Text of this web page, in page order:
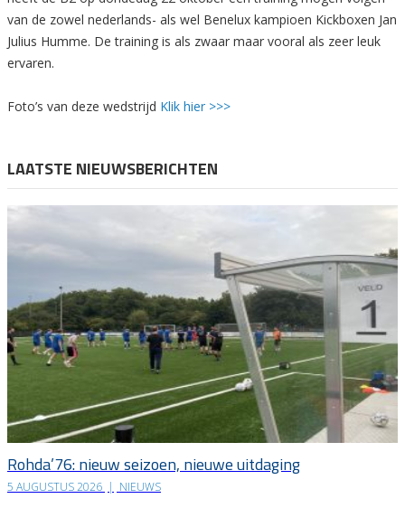
van de zowel nederlands- als wel Benelux kampioen Kickboxen Jan
Julius Humme. De training is als zwaar maar vooral als zeer leuk
ervaren.
Foto’s van deze wedstrijd Klik hier >>>
LAATSTE NIEUWSBERICHTEN
Rohda’76: nieuw seizoen, nieuwe uitdaging
5 AUGUSTUS 2026 | NIEUWS